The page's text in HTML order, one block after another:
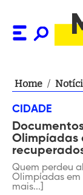
Home /
CIDADE
Olimpíadas
Quem perdeu
Olimpíadas em
mais...]